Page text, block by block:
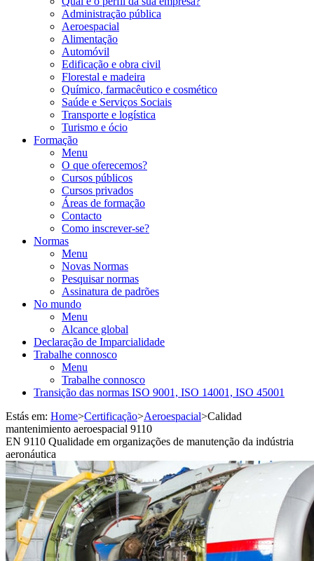
Administração pública
Aeroespacial
Alimentação
Automóvil
Edificação e obra civil
Florestal e madeira
Químico, farmacêutico e cosmético
Saúde e Serviços Sociais
Transporte e logística
Turismo e ócio
Formação
Menu
O que oferecemos?
Cursos públicos
Cursos privados
Áreas de formação
Contacto
Como inscrever-se?
Normas
Menu
Novas Normas
Pesquisar normas
Assinatura de padrões
No mundo
Menu
Alcance global
Declaração de Imparcialidade
Trabalhe connosco
Menu
Trabalhe connosco
Transição das normas ISO 9001, ISO 14001, ISO 45001
Estás em: Home>Certificação>Aeroespacial>Calidad
mantenimiento aeroespacial 9110
EN 9110 Qualidade em organizações de manutenção da indústria
aeronáutica